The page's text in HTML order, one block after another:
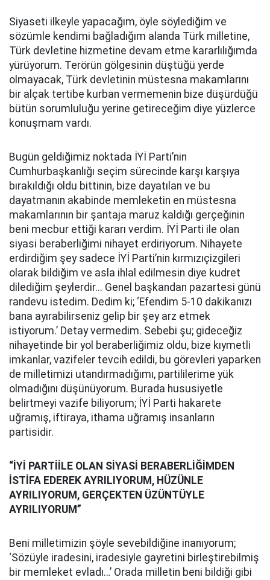
Siyaseti ilkeyle yapacağım, öyle söylediğim ve
sözümle kendimi bağladığım alanda Türk milletine,
Türk devletine hizmetine devam etme kararlılığımda
yürüyorum. Terörün gölgesinin düştüğü yerde
olmayacak, Türk devletinin müstesna makamlarını
bir alçak tertibe kurban vermemenin bize düşürdüğü
bütün sorumluluğu yerine getireceğim diye yüzlerce
konuşmam vardı.
Bugün geldiğimiz noktada İYİ Parti’nin
Cumhurbaşkanlığı seçim sürecinde karşı karşıya
bırakıldığı oldu bittinin, bize dayatılan ve bu
dayatmanın akabinde memleketin en müstesna
makamlarının bir şantaja maruz kaldığı gerçeğinin
beni mecbur ettiği kararı verdim. İYİ Parti ile olan
siyasi beraberliğimi nihayet erdiriyorum. Nihayete
erdirdiğim şey sadece İYİ Parti’nin kırmızıçizgileri
olarak bildiğim ve asla ihlal edilmesin diye kudret
dilediğim şeylerdir... Genel başkandan pazartesi günü
randevu istedim. Dedim ki; ‘Efendim 5-10 dakikanızı
bana ayırabilirseniz gelip bir şey arz etmek
istiyorum.’ Detay vermedim. Sebebi şu; gideceğiz
nihayetinde bir yol beraberliğimiz oldu, bize kıymetli
imkanlar, vazifeler tevcih edildi, bu görevleri yaparken
de milletimizi utandırmadığımı, partililerime yük
olmadığını düşünüyorum. Burada hususiyetle
belirtmeyi vazife biliyorum; İYİ Parti hakarete
uğramış, iftiraya, ithama uğramış insanların
partisidir.
“İYİ PARTİİLE OLAN SİYASİ BERABERLİĞİMDEN
İSTİFA EDEREK AYRILIYORUM, HÜZÜNLE
AYRILIYORUM, GERÇEKTEN ÜZÜNTÜYLE
AYRILIYORUM”
Beni milletimizin şöyle sevebildiğine inanıyorum;
‘Sözüyle iradesini, iradesiyle gayretini birleştirebilmiş
bir memleket evladı…’ Orada milletin beni bildiği gibi